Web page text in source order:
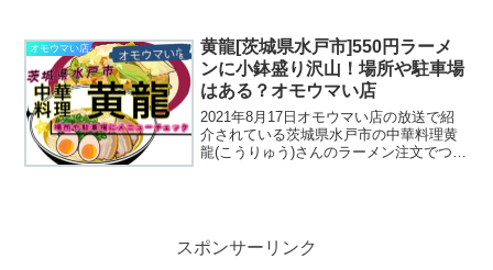
がどんなぷりんで、お取り寄せ通販は加
能なのか？店舗ではど...
オモウマい店
黄龍[茨城県水戸市]550円ラーメ
ンに小鉢盛り沢山！場所や駐車場
はある？オモウマい店
2021年8月17日オモウマい店の放送で紹
介されている茨城県水戸市の中華料理黄
龍(こうりゅう)さんのラーメン注文でつい
スポンサーリンク